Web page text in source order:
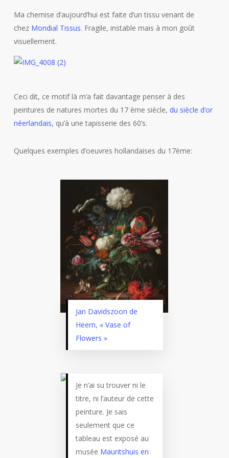
Ma chemise d’aujourd’hui est faite d’un tissu venant de
chez Mondial Tissus. Fragile, instable mais à mon goût
visuellement.
Ceci dit, ce motif là m’a fait davantage penser à des
peintures de natures mortes du 17 ème siècle, du siècle d’or
néerlandais, qu’à une tapisserie des 60’s.
Quelques exemples d’oeuvres hollandaises du 17ème:
Jan Davidszoon de
Heem, « Vase of
Flowers »
Je n’ai su trouver ni le
titre, ni l’auteur de cette
peinture. Je sais
seulement que ce
tableau est exposé au
musée Mauritshuis en